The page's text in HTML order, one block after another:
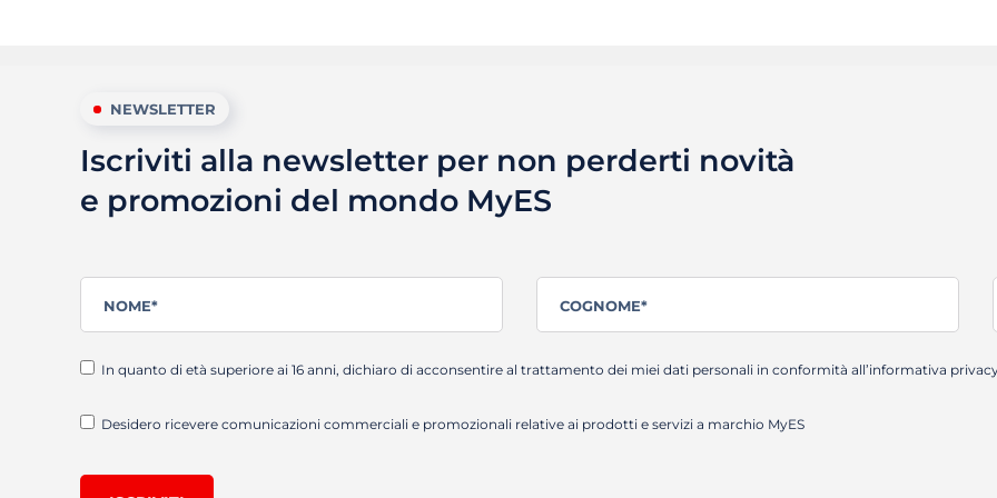
NEWSLETTER
Iscriviti alla newsletter per non perderti novità
e promozioni del mondo MyES
In quanto di età superiore ai 16 anni, dichiaro di acconsentire al trattamento dei miei dati personali in conformità all’informativa
Desidero ricevere comunicazioni commerciali e promozionali relative ai prodotti e servizi a marchio MyES